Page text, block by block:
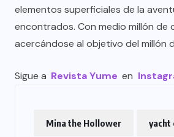
elementos superficiales de la
encontrados. Con medio millón de
acercándose al objetivo del millón
Sigue a Revista Yume en
Mina the Hollower yacht